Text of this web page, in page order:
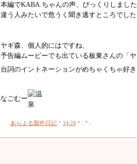
本編でKABA.ちゃんの声、びっくりしまし
違う人みたいで危うく聞き逃すところでし
ヤギ森、個人的にはですね、
予告編ムービーでも出ている板東さんの「
台詞のイントネーションがめちゃくちゃ好
なごむー
あらよる製作日記 * 14:24 * - * -